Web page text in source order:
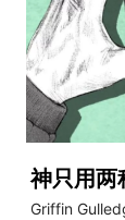
神只用两
Griffin